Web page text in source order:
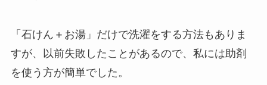
「石けん＋お湯」だけで洗濯をする方法もありま
すが、以前失敗したことがあるので、私には助剤
を使う方が簡単でした。